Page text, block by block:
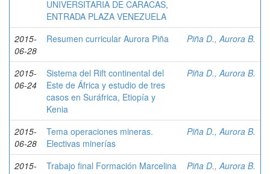
UNIVERSITARIA DE CARACAS,
ENTRADA PLAZA VENEZUELA
2015-
06-28
Resumen curricular Aurora Piña Piña D., Aurora B.
2015-
06-24
Sistema del Rift continental del
Este de África y estudio de tres
casos en Suráfrica, Etiopía y
Kenia
Piña D., Aurora B.
2015-
06-28
Tema operaciones mineras.
Electivas minerías
Piña D., Aurora B.
2015-
Trabajo final Formación Marcelina
Piña D., Aurora B.